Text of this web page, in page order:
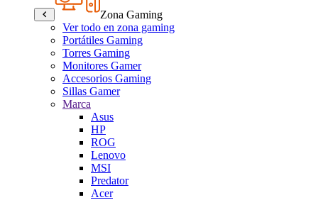
Zona Gaming
Ver todo en zona gaming
Portátiles Gaming
Torres Gaming
Monitores Gamer
Accesorios Gaming
Sillas Gamer
Marca
Asus
HP
ROG
Lenovo
MSI
Predator
Acer